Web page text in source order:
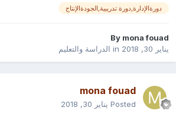
دورةالإدارة,دورة تدريبية,الجودةالإنتاج
Bymona fouad
يناير 30, 2018
in الدراسة والتعليم
mona fouad
Posted يناير 30, 2018